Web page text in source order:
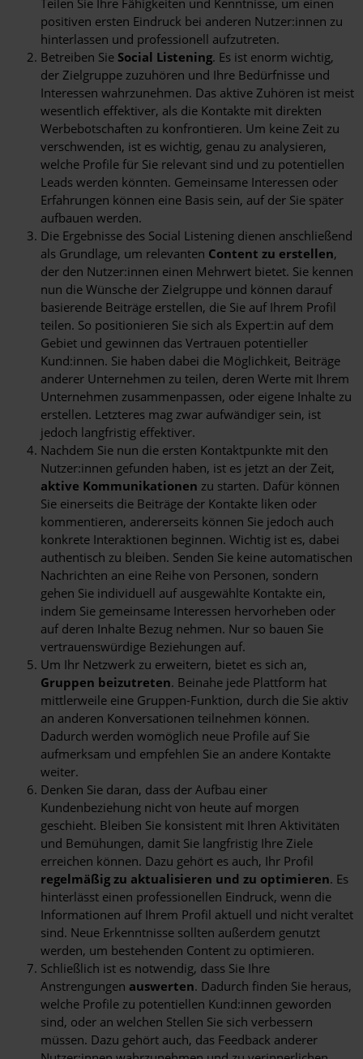
positiven ersten Eindruck bei anderen Nutzer:innen zu
hinterlassen und professionell aufzutreten.
Betreiben Sie Social Listening. Es ist enorm wichtig,
der Zielgruppe zuzuhören und Ihre Bedürfnisse und
Interessen wahrzunehmen. Das aktive Zuhören ist meist
wesentlich effektiver, als die Kontakte mit direkten
Werbebotschaften zu konfrontieren. Um keine Zeit zu
verschwenden, ist es wichtig, genau zu analysieren,
welche Profile für Sie relevant sind und zu potentiellen
Leads werden könnten. Gemeinsame Interessen oder
Erfahrungen können eine Basis sein, auf der Sie später
aufbauen werden.
Die Ergebnisse des Social Listening dienen anschließend
als Grundlage, um relevanten Content zu erstellen,
der den Nutzer:innen einen Mehrwert bietet. Sie kennen
nun die Wünsche der Zielgruppe und können darauf
basierende Beiträge erstellen, die Sie auf Ihrem Profil
teilen. So positionieren Sie sich als Expert:in auf dem
Gebiet und gewinnen das Vertrauen potentieller
Kund:innen. Sie haben dabei die Möglichkeit, Beiträge
anderer Unternehmen zu teilen, deren Werte mit Ihrem
Unternehmen zusammenpassen, oder eigene Inhalte zu
erstellen. Letzteres mag zwar aufwändiger sein, ist
jedoch langfristig effektiver.
Nachdem Sie nun die ersten Kontaktpunkte mit den
Nutzer:innen gefunden haben, ist es jetzt an der Zeit,
aktive Kommunikationen zu starten. Dafür können
Sie einerseits die Beiträge der Kontakte liken oder
kommentieren, andererseits können Sie jedoch auch
konkrete Interaktionen beginnen. Wichtig ist es, dabei
authentisch zu bleiben. Senden Sie keine automatischen
Nachrichten an eine Reihe von Personen, sondern
gehen Sie individuell auf ausgewählte Kontakte ein,
indem Sie gemeinsame Interessen hervorheben oder
auf deren Inhalte Bezug nehmen. Nur so bauen Sie
vertrauenswürdige Beziehungen auf.
Um Ihr Netzwerk zu erweitern, bietet es sich an,
Gruppen beizutreten. Beinahe jede Plattform hat
mittlerweile eine Gruppen-Funktion, durch die Sie aktiv
an anderen Konversationen teilnehmen können.
Dadurch werden womöglich neue Profile auf Sie
aufmerksam und empfehlen Sie an andere Kontakte
weiter.
Denken Sie daran, dass der Aufbau einer
Kundenbeziehung nicht von heute auf morgen
geschieht. Bleiben Sie konsistent mit Ihren Aktivitäten
und Bemühungen, damit Sie langfristig Ihre Ziele
erreichen können. Dazu gehört es auch, Ihr Profil
regelmäßig zu aktualisieren und zu optimieren. Es
hinterlässt einen professionellen Eindruck, wenn die
Informationen auf Ihrem Profil aktuell und nicht veraltet
sind. Neue Erkenntnisse sollten außerdem genutzt
werden, um bestehenden Content zu optimieren.
Schließlich ist es notwendig, dass Sie Ihre
Anstrengungen auswerten. Dadurch finden Sie heraus,
welche Profile zu potentiellen Kund:innen geworden
sind, oder an welchen Stellen Sie sich verbessern
müssen. Dazu gehört auch, das Feedback anderer